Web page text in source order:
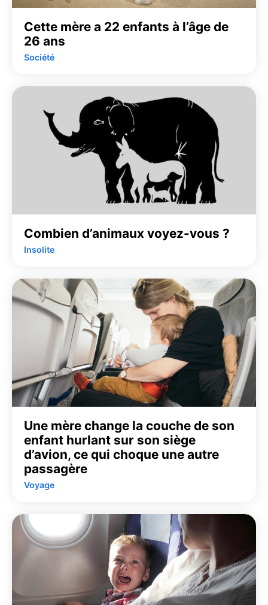
Cette mère a 22 enfants à l’âge de
26 ans
Société
Combien d’animaux voyez-vous ?
Insolite
Une mère change la couche de son
enfant hurlant sur son siège
d’avion, ce qui choque une autre
passagère
Voyage